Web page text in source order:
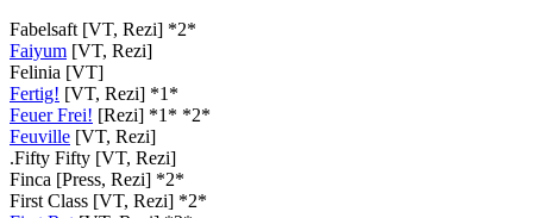
Fabelsaft [VT, Rezi] *2*
Faiyum [VT, Rezi]
Felinia [VT]
Fertig! [VT, Rezi] *1*
Feuer Frei! [Rezi] *1* *2*
Feuville [VT, Rezi]
.Fifty Fifty [VT, Rezi]
Finca [Press, Rezi] *2*
First Class [VT, Rezi] *2*